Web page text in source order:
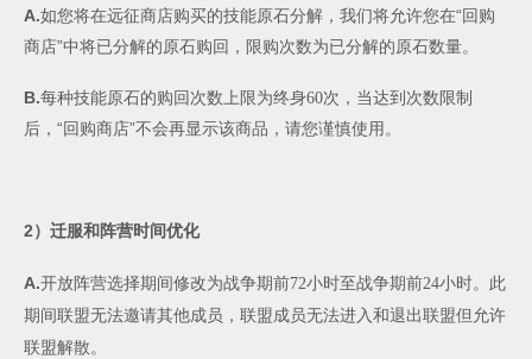
A.如您将在远征商店购买的技能原石分解，我们将允许您在“回购
商店”中将已分解的原石购回，限购次数为已分解的原石数量。
B.每种技能原石的购回次数上限为终身60次，当达到次数限制
后，“回购商店”不会再显示该商品，请您谨慎使用。
2）迁服和阵营时间优化
A.开放阵营选择期间修改为战争期前72小时至战争期前24小时。此
期间联盟无法邀请其他成员，联盟成员无法进入和退出联盟但允许
联盟解散。